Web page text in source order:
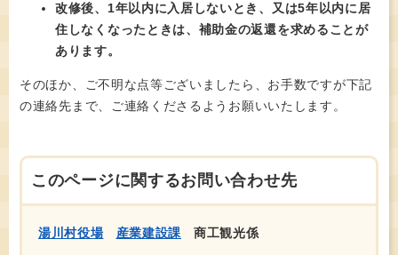
改修後、1年以内に入居しないとき、又は5年以内に居
住しなくなったときは、補助金の返還を求めることが
あります。
そのほか、ご不明な点等ございましたら、お手数ですが下記
の連絡先まで、ご連絡くださるようお願いいたします。
このページに関するお問い合わせ先
湯川村役場 産業建設課 商工観光係